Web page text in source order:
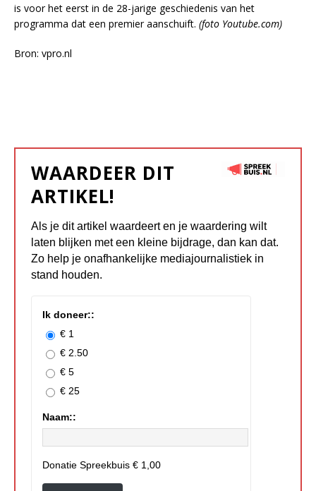
is voor het eerst in de 28-jarige geschiedenis van het
programma dat een premier aanschuift. (foto Youtube.com)
Bron: vpro.nl
WAARDEER DIT
ARTIKEL!
Als je dit artikel waardeert en je waardering wilt
laten blijken met een kleine bijdrage, dan kan dat.
Zo help je onafhankelijke mediajournalistiek in
stand houden.
Ik doneer::
€ 1
€ 2.50
€ 5
€ 25
Naam::
Donatie Spreekbuis € 1,00